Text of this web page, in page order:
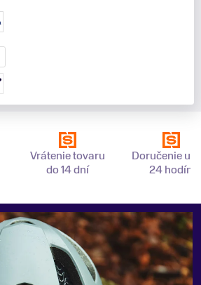
Vrátenie tovaru
do 14 dní
Doručenie už
24 hodín